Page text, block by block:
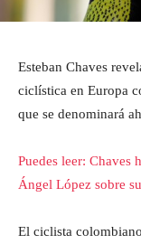
Esteban Chaves
ciclística en Europa
que se denominará
Puedes leer: Chaves
Ángel López sobre
El ciclista